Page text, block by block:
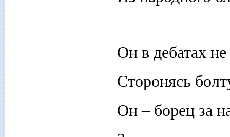
Он в дебатах
Сторонясь
Он – борец за